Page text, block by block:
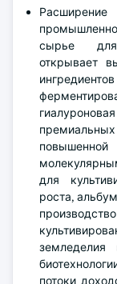
сырье для
открывает
для
роста,
земледелия
потоки